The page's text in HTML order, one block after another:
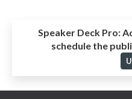
Speaker Deck Pro:
schedule the